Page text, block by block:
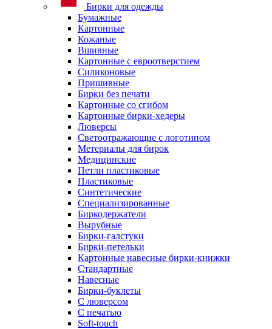
Бирки для одежды
Бумажные
Картонные
Кожаные
Вшивные
Картонные с евроотверстием
Силиконовые
Пришивные
Бирки без печати
Картонные со сгибом
Картонные бирки-хедеры
Люверсы
Светоотражающие с логотипом
Метериалы для бирок
Медицинские
Петли пластиковые
Пластиковые
Синтетические
Специализированные
Биркодержатели
Вырубные
Бирки-галстуки
Бирки-петельки
Картонные навесные бирки-книжки
Стандартные
Навесные
Бирки-буклеты
С люверсом
С печатью
Soft-touch